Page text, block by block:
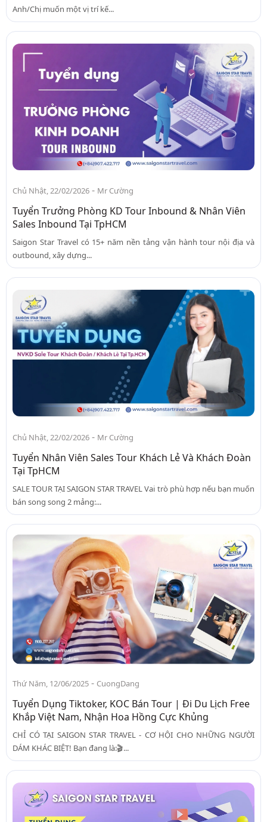
Anh/Chị muốn một vị trí kế...
Chủ Nhật, 22/02/2026 - Mr Cường
Tuyển Trưởng Phòng KD Tour Inbound & Nhân Viên
Sales Inbound Tại TpHCM
Saigon Star Travel có 15+ năm nền tảng vận hành tour nội địa và
outbound, xây dựng...
Chủ Nhật, 22/02/2026 - Mr Cường
Tuyển Nhân Viên Sales Tour Khách Lẻ Và Khách Đoàn
Tại TpHCM
SALE TOUR TẠI SAIGON STAR TRAVEL Vai trò phù hợp nếu bạn muốn
bán song song 2 mảng:...
Thứ Năm, 12/06/2025 - CuongDang
Tuyển Dụng Tiktoker, KOC Bán Tour | Đi Du Lịch Free
Khắp Việt Nam, Nhận Hoa Hồng Cực Khủng
CHỈ CÓ TẠI SAIGON STAR TRAVEL - CƠ HỘI CHO NHỮNG NGƯỜI
DÁM KHÁC BIỆT! Bạn đang là:🎬...